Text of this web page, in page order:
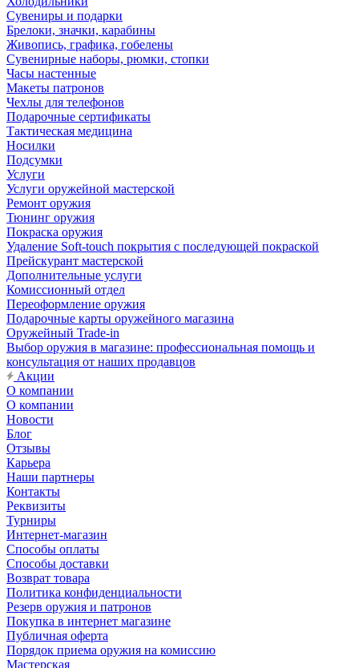
Сувениры и подарки
Брелоки, значки, карабины
Живопись, графика, гобелены
Сувенирные наборы, рюмки, стопки
Часы настенные
Макеты патронов
Чехлы для телефонов
Подарочные сертификаты
Тактическая медицина
Носилки
Подсумки
Услуги
Услуги оружейной мастерской
Ремонт оружия
Тюнинг оружия
Покраска оружия
Удаление Soft-touch покрытия с последующей покраской
Прейскурант мастерской
Дополнительные услуги
Комиссионный отдел
Переоформление оружия
Подарочные карты оружейного магазина
Оружейный Trade-in
Выбор оружия в магазине: профессиональная помощь и
консультация от наших продавцов
Акции
О компании
О компании
Новости
Блог
Отзывы
Карьера
Наши партнеры
Контакты
Реквизиты
Турниры
Интернет-магазин
Способы оплаты
Способы доставки
Возврат товара
Политика конфиденциальности
Резерв оружия и патронов
Покупка в интернет магазине
Публичная оферта
Порядок приема оружия на комиссию
Мастерская